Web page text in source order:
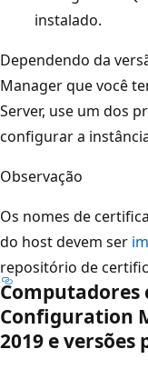
instalado.
Dependendo da
Manager que você
Server, use um dos
configurar a
Observação
Os nomes de
do host devem ser
repositório de
Computadores
Configuration
2019 e versões